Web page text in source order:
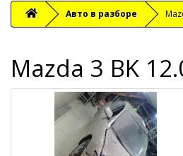
Авто в разборе
Mazda 3 BK